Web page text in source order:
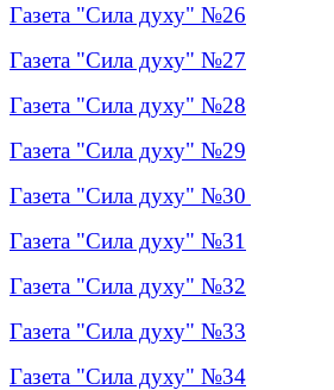
Газета "Сила духу" №26
Газета "Сила духу" №27
Газета "Сила духу" №28
Газета "Сила духу" №29
Газета "Сила духу" №30
Газета "Сила духу" №31
Газета "Сила духу" №32
Газета "Сила духу" №33
Газета "Сила духу" №34